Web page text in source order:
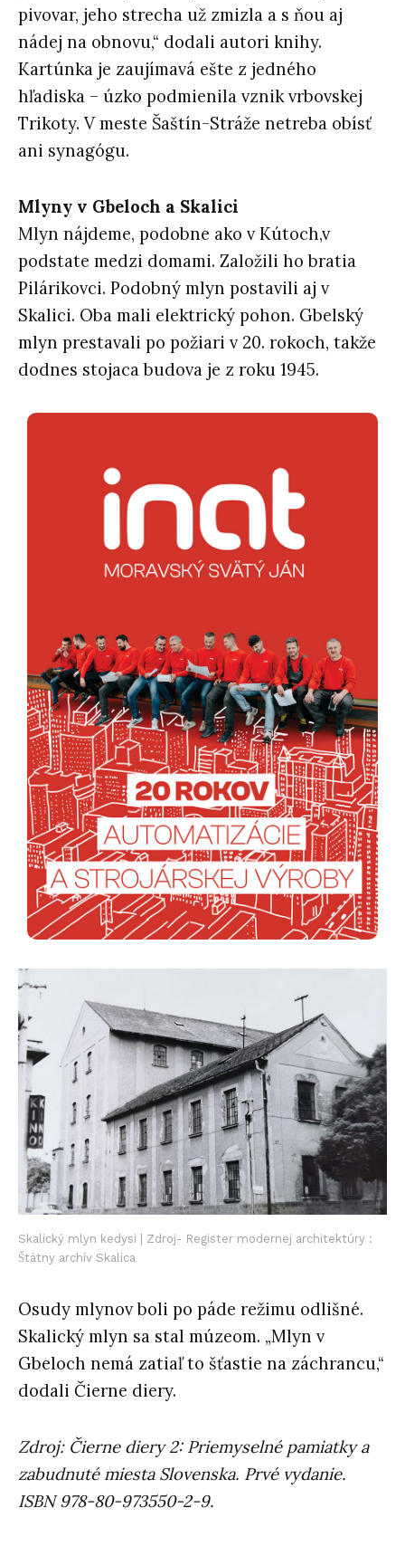
pivovar, jeho strecha už zmizla a s ňou aj
nádej na obnovu,“ dodali autori knihy.
Kartúnka je zaujímavá ešte z jedného
hľadiska – úzko podmienila vznik vrbovskej
Trikoty. V meste Šaštín-Stráže netreba obísť
ani synagógu.
Mlyny v Gbeloch a Skalici
Mlyn nájdeme, podobne ako v Kútoch,v
podstate medzi domami. Založili ho bratia
Pilárikovci. Podobný mlyn postavili aj v
Skalici. Oba mali elektrický pohon. Gbelský
mlyn prestavali po požiari v 20. rokoch, takže
dodnes stojaca budova je z roku 1945.
Skalický mlyn kedysi | Zdroj- Register modernej architektúry :
Štátny archív Skalica
Osudy mlynov boli po páde režimu odlišné.
Skalický mlyn sa stal múzeom. „Mlyn v
Gbeloch nemá zatiaľ to šťastie na záchrancu,“
dodali Čierne diery.
Zdroj: Čierne diery 2: Priemyselné pamiatky a
zabudnuté miesta Slovenska. Prvé vydanie.
ISBN 978-80-973550-2-9.